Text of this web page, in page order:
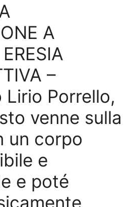
A
–
Lirio Porrello,
venne sulla
un corpo
e
e poté